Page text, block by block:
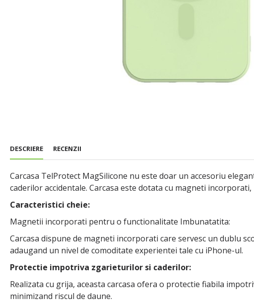
DESCRIERE RECENZII
Carcasa TelProtect MagSilicone nu este doar un accesoriu
caderilor accidentale. Carcasa este dotata cu magneti
Caracteristici cheie:
Magnetii incorporati pentru o functionalitate Imbunatatita:
Carcasa dispune de magneti incorporati care servesc un dublu
adaugand un nivel de comoditate experientei tale cu iPhone-ul.
Protectie impotriva zgarieturilor si caderilor:
Realizata cu grija, aceasta carcasa ofera o protectie fiabila
minimizand riscul de daune.